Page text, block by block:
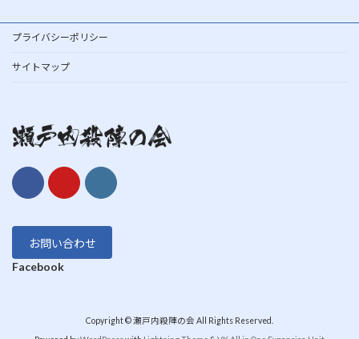
プライバシーポリシー
サイトマップ
お問い合わせ
Facebook
Copyright © 瀬戸内殺陣の会 All Rights Reserved.